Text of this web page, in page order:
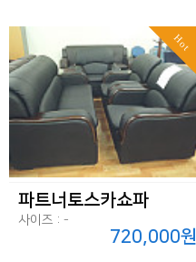
Hot
파트너토스카쇼파
사이즈 : -
720,000원